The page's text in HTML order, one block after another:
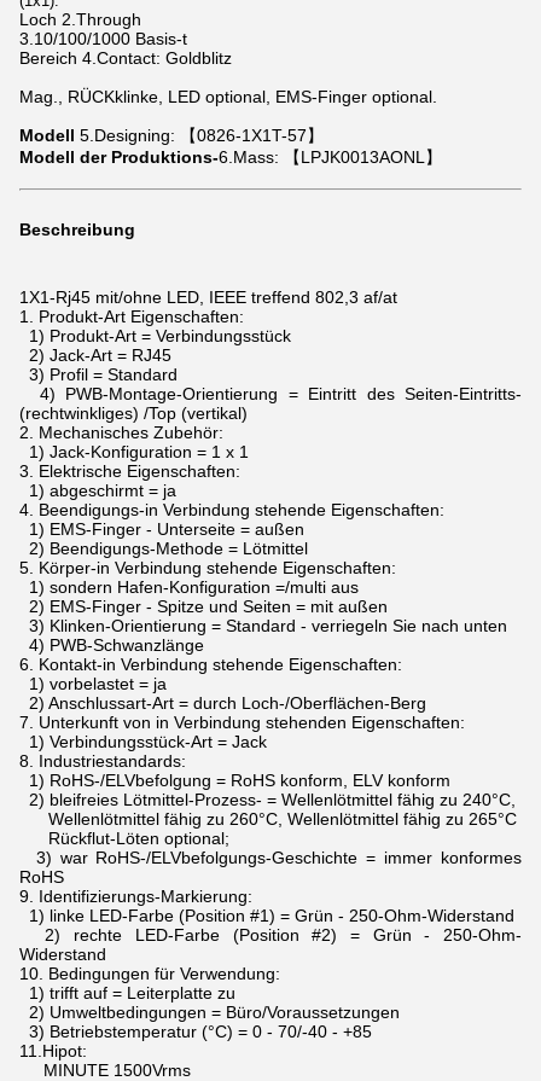
Loch 2.Through
3.10/100/1000 Basis-t
Bereich 4.Contact: Goldblitz
Mag., RÜCKklinke, LED optional, EMS-Finger optional.
Modell 5.Designing: 【0826-1X1T-57】
Modell der Produktions-6.Mass: 【LPJK0013AONL】
Beschreibung
1X1-Rj45 mit/ohne LED, IEEE treffend 802,3 af/at
1. Produkt-Art Eigenschaften:
1) Produkt-Art = Verbindungsstück
2) Jack-Art = RJ45
3) Profil = Standard
4) PWB-Montage-Orientierung = Eintritt des Seiten-Eintritts-
(rechtwinkliges) /Top (vertikal)
2. Mechanisches Zubehör:
1) Jack-Konfiguration = 1 x 1
3. Elektrische Eigenschaften:
1) abgeschirmt = ja
4. Beendigungs-in Verbindung stehende Eigenschaften:
1) EMS-Finger - Unterseite = außen
2) Beendigungs-Methode = Lötmittel
5. Körper-in Verbindung stehende Eigenschaften:
1) sondern Hafen-Konfiguration =/multi aus
2) EMS-Finger - Spitze und Seiten = mit außen
3) Klinken-Orientierung = Standard - verriegeln Sie nach unten
4) PWB-Schwanzlänge
6. Kontakt-in Verbindung stehende Eigenschaften:
1) vorbelastet = ja
2) Anschlussart-Art = durch Loch-/Oberflächen-Berg
7. Unterkunft von in Verbindung stehenden Eigenschaften:
1) Verbindungsstück-Art = Jack
8. Industriestandards:
1) RoHS-/ELVbefolgung = RoHS konform, ELV konform
2) bleifreies Lötmittel-Prozess- = Wellenlötmittel fähig zu 240°C,
Wellenlötmittel fähig zu 260°C, Wellenlötmittel fähig zu 265°C
Rückflut-Löten optional;
3) war RoHS-/ELVbefolgungs-Geschichte = immer konformes
RoHS
9. Identifizierungs-Markierung:
1) linke LED-Farbe (Position #1) = Grün - 250-Ohm-Widerstand
2) rechte LED-Farbe (Position #2) = Grün - 250-Ohm-
Widerstand
10. Bedingungen für Verwendung:
1) trifft auf = Leiterplatte zu
2) Umweltbedingungen = Büro/Voraussetzungen
3) Betriebstemperatur (°C) = 0 - 70/-40 - +85
11.Hipot:
MINUTE 1500Vrms